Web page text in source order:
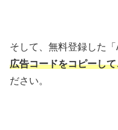
そして、無料登録した
広告コードをコピーし
ださい。